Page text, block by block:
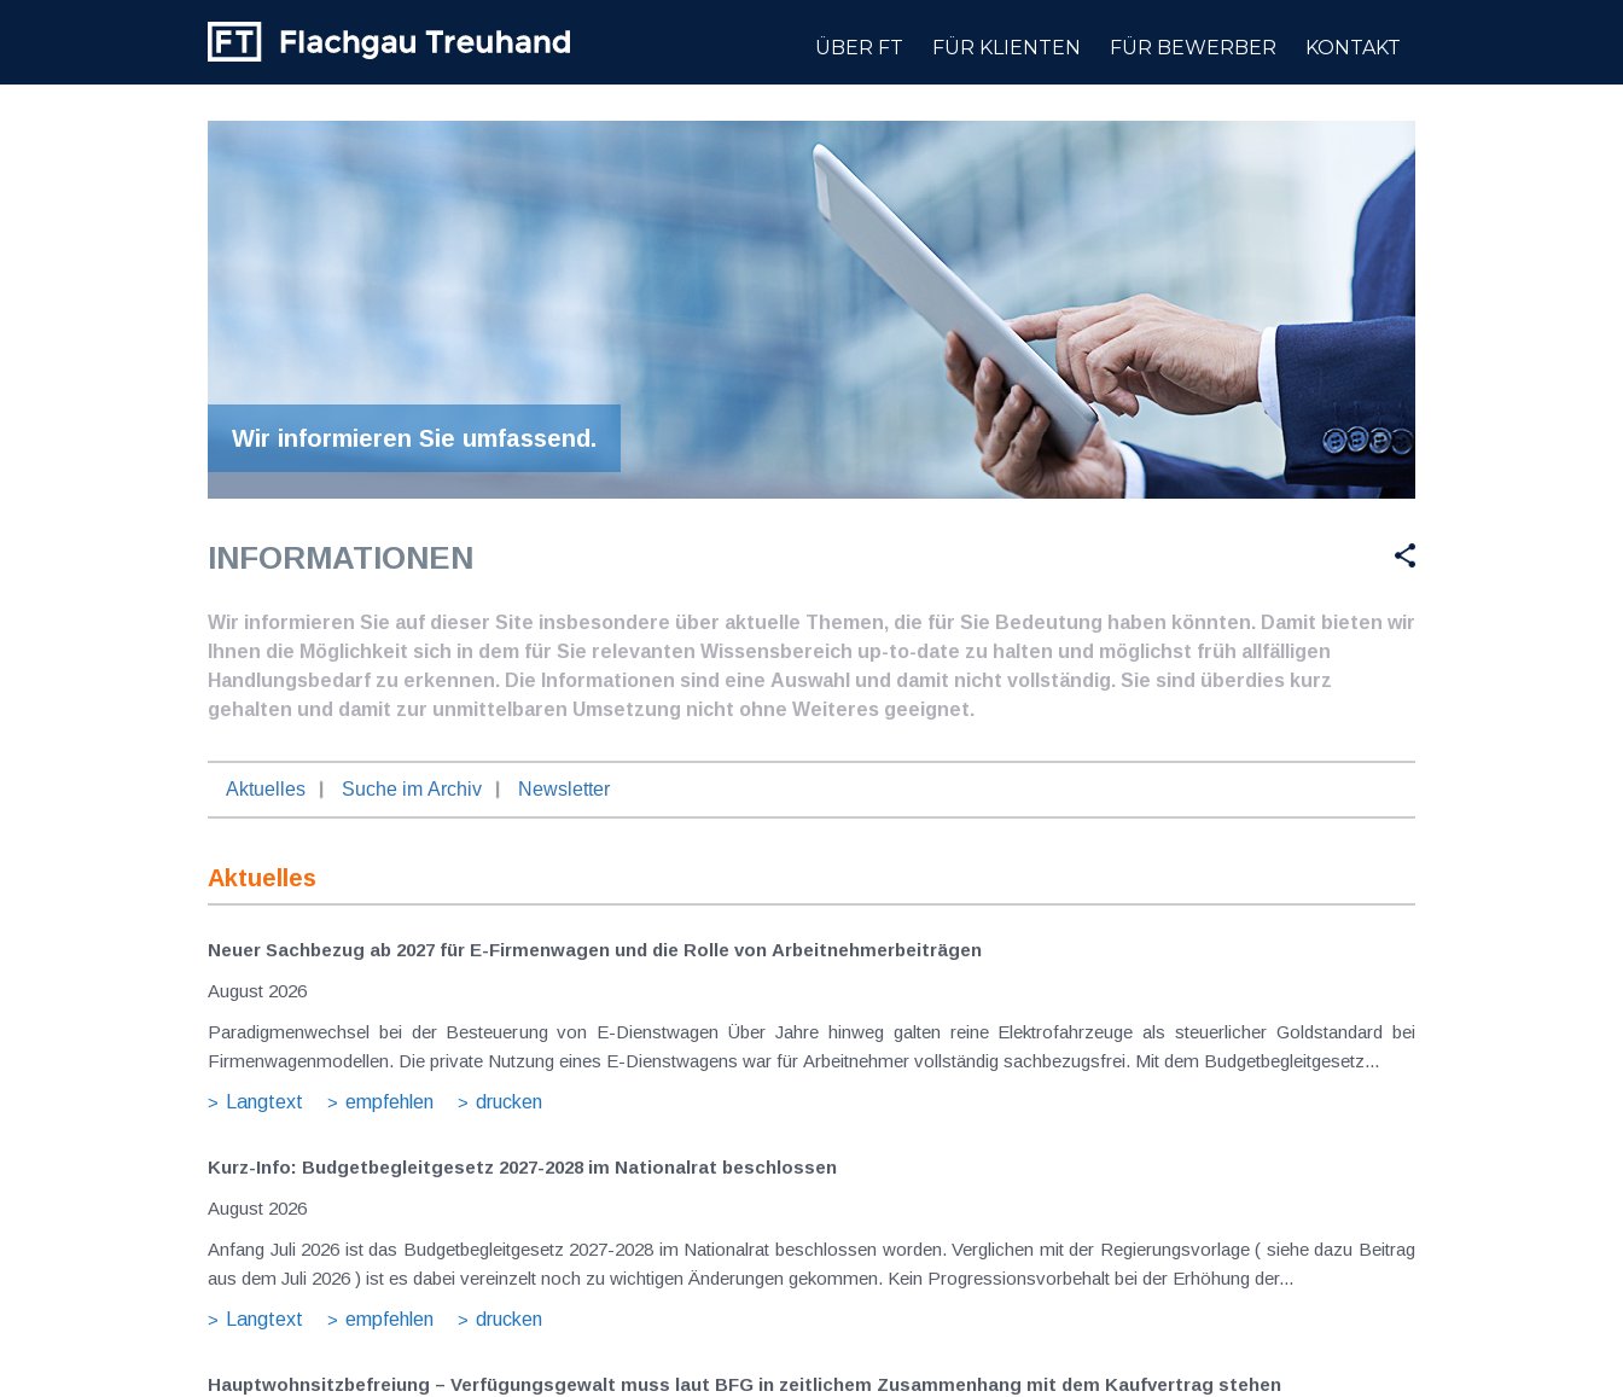
ÜBER FT FÜR KLIENTEN FÜR BEWERBER KONTAKT
Wir informieren Sie umfassend.
INFORMATIONEN
Wir informieren Sie auf dieser Site insbesondere über aktuelle Themen, die für Sie Bedeutung haben könnten. Damit bieten wir
Ihnen die Möglichkeit sich in dem für Sie relevanten Wissensbereich up-to-date zu halten und möglichst früh allfälligen
Handlungsbedarf zu erkennen. Die Informationen sind eine Auswahl und damit nicht vollständig. Sie sind überdies kurz
gehalten und damit zur unmittelbaren Umsetzung nicht ohne Weiteres geeignet.
Aktuelles Suche im Archiv Newsletter
Aktuelles
Neuer Sachbezug ab 2027 für E-Firmenwagen und die Rolle von Arbeitnehmer​­beiträgen
August 2026
Paradigmenwechsel bei der Besteuerung von E-Dienstwagen Über Jahre hinweg galten reine Elektrofahrzeuge als steuerlicher Goldstandard bei
Firmenwagenmodellen. Die private Nutzung eines E-Dienstwagens war für Arbeitnehmer vollständig sachbezugsfrei. Mit dem Budgetbegleitgesetz...
Langtext
empfehlen drucken
Kurz-Info: Budgetbegleitgesetz 2027-2028 im Nationalrat beschlossen
August 2026
Anfang Juli 2026 ist das Budgetbegleitgesetz 2027-2028 im Nationalrat beschlossen worden. Verglichen mit der Regierungsvorlage ( siehe dazu Beitrag
aus dem Juli 2026 ) ist es dabei vereinzelt noch zu wichtigen Änderungen gekommen. Kein Progressionsvorbehalt bei der Erhöhung der...
Langtext
empfehlen drucken
Hauptwohnsitz​­befreiung – Verfügungsgewalt muss laut BFG in zeitlichem Zusammenhang mit dem Kaufvertrag stehen